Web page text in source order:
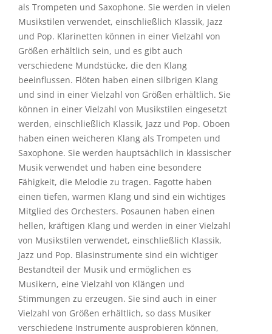
als Trompeten und Saxophone. Sie werden in vielen
Musikstilen verwendet, einschließlich Klassik, Jazz
und Pop. Klarinetten können in einer Vielzahl von
Größen erhältlich sein, und es gibt auch
verschiedene Mundstücke, die den Klang
beeinflussen. Flöten haben einen silbrigen Klang
und sind in einer Vielzahl von Größen erhältlich. Sie
können in einer Vielzahl von Musikstilen eingesetzt
werden, einschließlich Klassik, Jazz und Pop. Oboen
haben einen weicheren Klang als Trompeten und
Saxophone. Sie werden hauptsächlich in klassischer
Musik verwendet und haben eine besondere
Fähigkeit, die Melodie zu tragen. Fagotte haben
einen tiefen, warmen Klang und sind ein wichtiges
Mitglied des Orchesters. Posaunen haben einen
hellen, kräftigen Klang und werden in einer Vielzahl
von Musikstilen verwendet, einschließlich Klassik,
Jazz und Pop. Blasinstrumente sind ein wichtiger
Bestandteil der Musik und ermöglichen es
Musikern, eine Vielzahl von Klängen und
Stimmungen zu erzeugen. Sie sind auch in einer
Vielzahl von Größen erhältlich, so dass Musiker
verschiedene Instrumente ausprobieren können,